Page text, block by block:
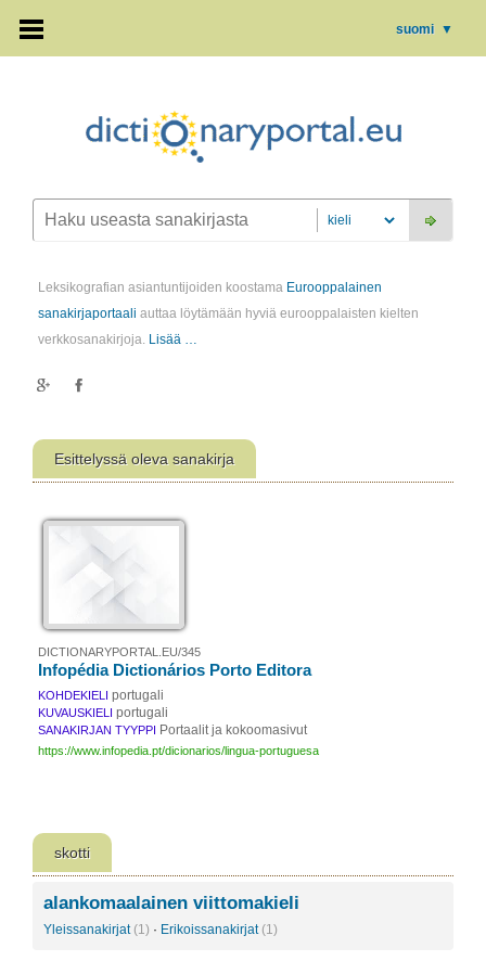
suomi ▼
Leksikografian asiantuntijoiden koostama Eurooppalainen
sanakirjaportaali auttaa löytämään hyviä eurooppalaisten kielten
verkkosanakirjoja. Lisää …
Esittelyssä oleva sanakirja
DICTIONARYPORTAL.EU/345
Infopédia Dictionários Porto Editora
KOHDEKIELI portugali
KUVAUSKIELI portugali
SANAKIRJAN TYYPPI Portaalit ja kokoomasivut
https://www.infopedia.pt/dicionarios/lingua-portuguesa
skotti
alankomaalainen viittomakieli
Yleissanakirjat (1) · Erikoissanakirjat (1)